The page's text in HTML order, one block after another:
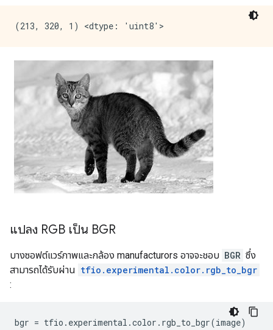
แปลง RGB เป็น BGR
บางซอฟต์แวร์ภาพและกล้อง manufacturors อาจจะชอบ BGR ซึ่ง
สามารถได้รับผ่าน tfio.experimental.color.rgb_to_bgr
:
bgr = tfio . experimental .color . rgb_to_bgr(image)